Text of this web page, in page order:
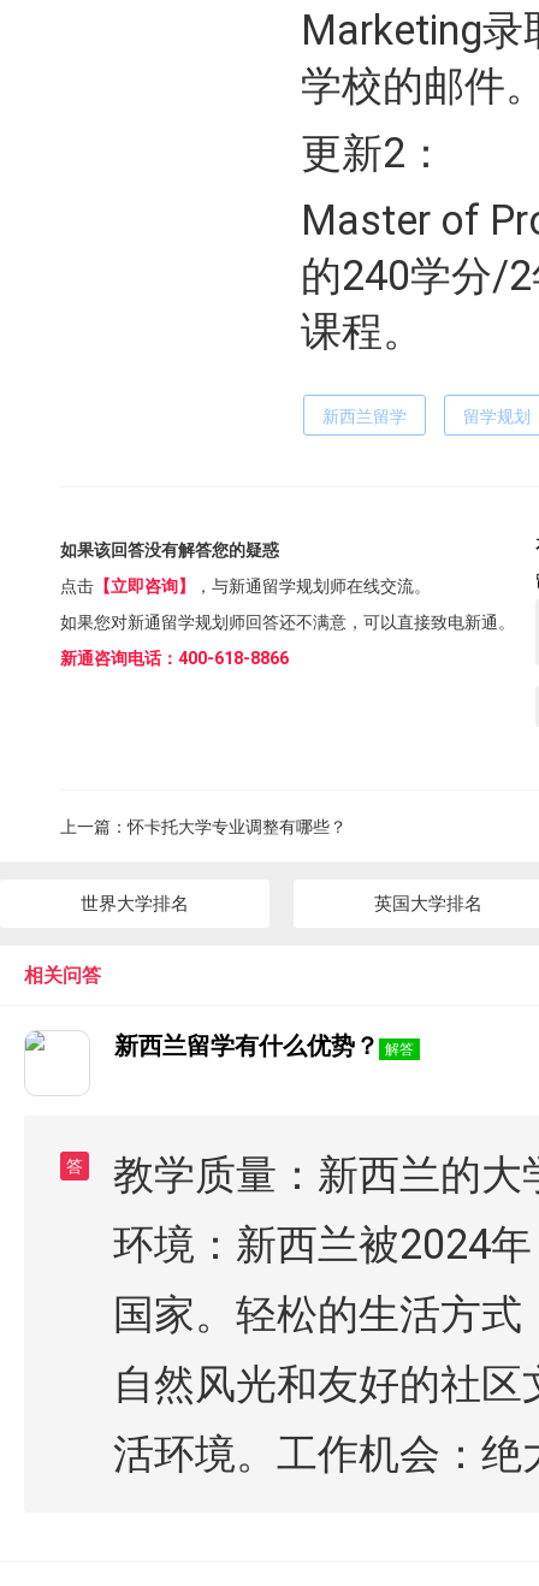
Marketing录
学校的邮件
更新2：
Master of
的240学分/
课程。
新西兰留学 留学规划
如果该回答没有解答您的疑惑
点击 【立即咨询】
，与新通留学规划师在线交流。
如果您对新通留学规划师回答还不满意，可以直接致电新通。
新通咨询电话：400-618-8866
上一篇：怀卡托大学专业调整有哪些？
世界大学排名 英国大学排名
相关问答
新西兰留学有什么优势？ 解答
答
教学质量：新西兰的大
环境：新西兰被2024
国家。轻松的生活方
自然风光和友好的社
活环境。工作机会：